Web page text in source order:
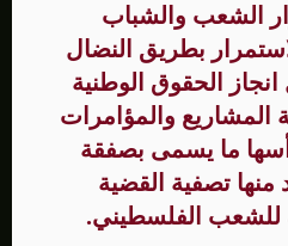
الشعب والشباب
بطريق النضال
الحقوق الوطنية
المشاريع والمؤامرات
ما يسمى بصفقة
منها تصفية القضية
للشعب الفلسطيني.